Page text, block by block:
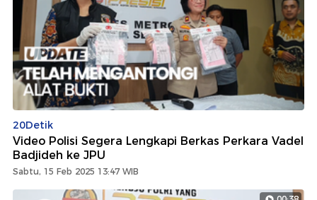
20Detik
Video Polisi Segera Lengkapi Berkas Perkara Vadel
Badjideh ke JPU
Sabtu, 15 Feb 2025 13:47 WIB